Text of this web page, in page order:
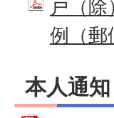
戸（
例（郵
本人通知